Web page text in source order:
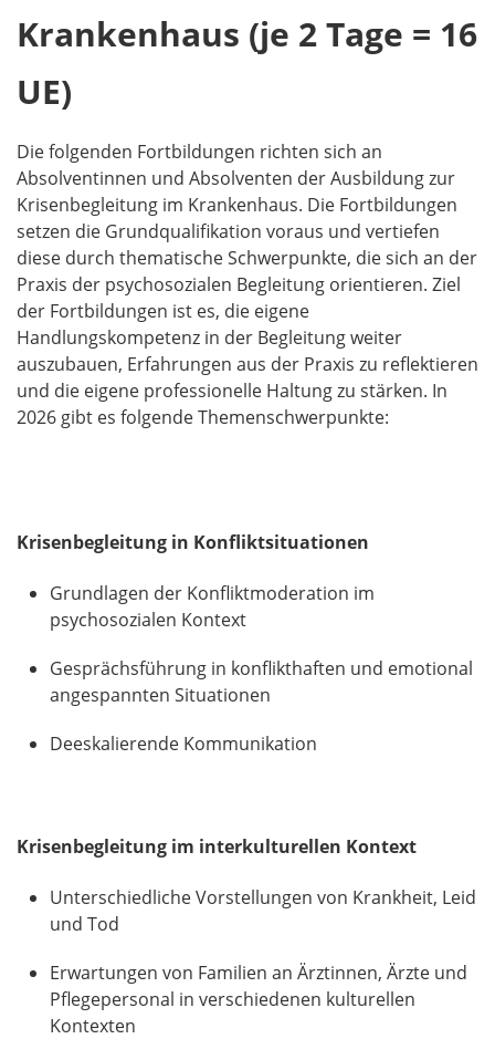
Krankenhaus (je 2 Tage = 16
UE)
Die folgenden Fortbildungen richten sich an
Absolventinnen und Absolventen der Ausbildung zur
Krisenbegleitung im Krankenhaus. Die Fortbildungen
setzen die Grundqualifikation voraus und vertiefen
diese durch thematische Schwerpunkte, die sich an der
Praxis der psychosozialen Begleitung orientieren. Ziel
der Fortbildungen ist es, die eigene
Handlungskompetenz in der Begleitung weiter
auszubauen, Erfahrungen aus der Praxis zu reflektieren
und die eigene professionelle Haltung zu stärken. In
2026 gibt es folgende Themenschwerpunkte:
Krisenbegleitung in Konfliktsituationen
Grundlagen der Konfliktmoderation im
psychosozialen Kontext
Gesprächsführung in konflikthaften und emotional
angespannten Situationen
Deeskalierende Kommunikation
Krisenbegleitung im interkulturellen Kontext
Unterschiedliche Vorstellungen von Krankheit, Leid
und Tod
Erwartungen von Familien an Ärztinnen, Ärzte und
Pflegepersonal in verschiedenen kulturellen
Kontexten